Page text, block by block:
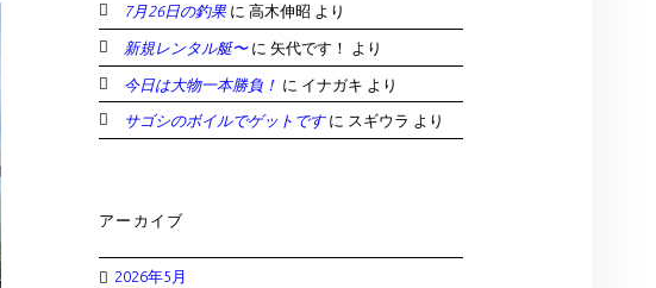
7月26日の釣果に 高木伸昭 より
新規レンタル艇〜に 矢代です！ より
今日は大物一本勝負！ に イナガキ より
サゴシのボイルでゲットですに スギウラ より
アーカイブ
2026年5月